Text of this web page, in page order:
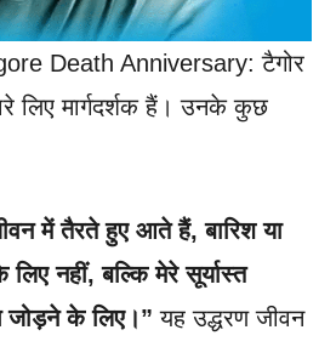
Death Anniversary: टैगोर
लिए मार्गदर्शक हैं। उनके कुछ
में तैरते हुए आते हैं, बारिश या
नहीं, बल्कि मेरे सूर्यास्त
के लिए।” यह उद्धरण जीवन